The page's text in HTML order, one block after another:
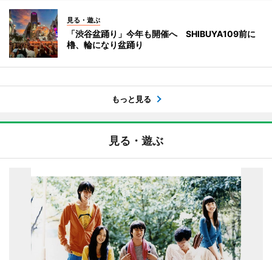
見る・遊ぶ
「渋谷盆踊り」今年も開催へ SHIBUYA109前に
櫓、輪になり盆踊り
もっと見る
見る・遊ぶ